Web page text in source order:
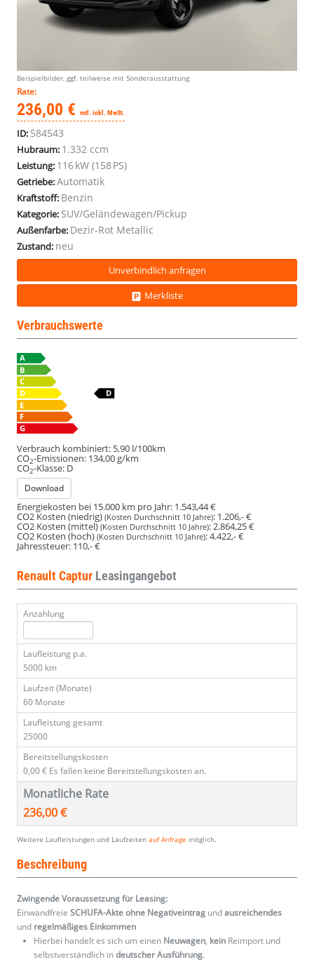
Beispielbilder, ggf. teilweise mit Sonderausstattung
Rate:
236,00 € mtl. inkl. MwSt.
ID: 584543
Hubraum: 1.332 ccm
Leistung: 116 kW (158 PS)
Getriebe:Automatik
Kraftstoff: Benzin
Kategorie: SUV/Geländewagen/Pickup
Außenfarbe: Dezir-Rot Metallic
Zustand: neu
Unverbindlich anfragen
Merkliste
Verbrauchswerte
Verbrauch kombiniert: 5,90 l/100km
CO2-Emissionen: 134,00 g/km
CO2-Klasse: D
Download
Energiekosten bei 15.000 km pro Jahr: 1.543,44 €
CO2 Kosten (niedrig) (Kosten Durchschnitt 10 Jahre): 1.206,- €
CO2 Kosten (mittel)(Kosten Durchschnitt 10 Jahre):2.864,25 €
CO2 Kosten (hoch) (Kosten Durchschnitt 10 Jahre):4.422,- €
Jahressteuer: 110,- €
Renault Captur Leasingangebot
Anzahlung
Laufleistung p.a.
5000 km
Laufzeit (Monate)
60 Monate
Laufleistung gesamt
25000
Bereitstellungskosten
0,00 € Es fallen keine Bereitstellungskosten an.
Monatliche Rate
236,00 €
Weitere Laufleistungen und Laufzeiten auf Anfrage möglich.
Beschreibung
Zwingende Voraussetzung für Leasing:
Einwandfreie SCHUFA-Akte ohne Negativeintrag undausreichendes
und regelmäßiges Einkommen
Hierbei handelt es sich um einen Neuwagen, kein Reimport und
selbstverständlich indeutscher Ausführung.